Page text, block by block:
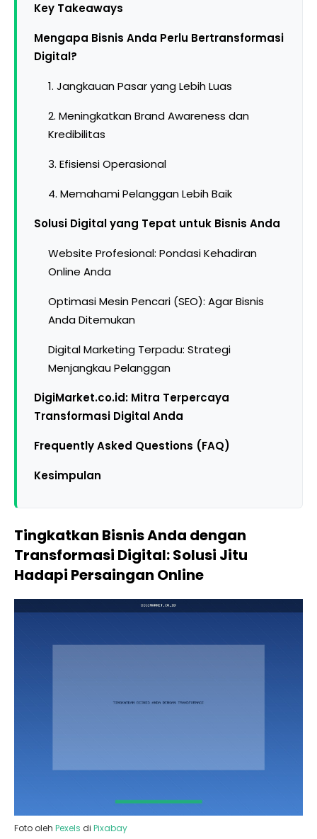
Key Takeaways
Mengapa Bisnis Anda Perlu Bertransformasi
Digital?
1. Jangkauan Pasar yang Lebih Luas
2. Meningkatkan Brand Awareness dan
Kredibilitas
3. Efisiensi Operasional
4. Memahami Pelanggan Lebih Baik
Solusi Digital yang Tepat untuk Bisnis Anda
Website Profesional: Pondasi Kehadiran
Online Anda
Optimasi Mesin Pencari (SEO): Agar Bisnis
Anda Ditemukan
Digital Marketing Terpadu: Strategi
Menjangkau Pelanggan
DigiMarket.co.id: Mitra Terpercaya
Transformasi Digital Anda
Frequently Asked Questions (FAQ)
Kesimpulan
Tingkatkan Bisnis Anda dengan
Transformasi Digital: Solusi Jitu
Hadapi Persaingan Online
Foto oleh Pexels di Pixabay